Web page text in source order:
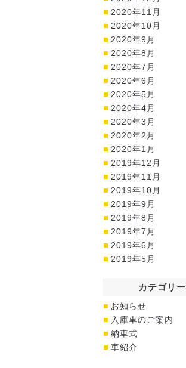
2020年11月
2020年10月
2020年9月
2020年8月
2020年7月
2020年6月
2020年5月
2020年4月
2020年3月
2020年2月
2020年1月
2019年12月
2019年11月
2019年10月
2019年9月
2019年8月
2019年7月
2019年6月
2019年5月
カテゴリー
お知らせ
入庫車のご案内
納車式
車紹介